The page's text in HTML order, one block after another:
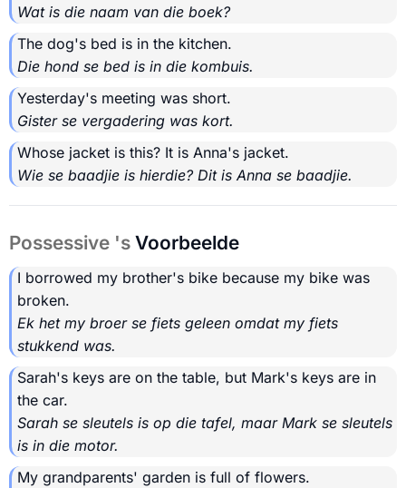
Wat is die naam van die boek?
The dog's bed is in the kitchen.
Die hond se bed is in die kombuis.
Yesterday's meeting was short.
Gister se vergadering was kort.
Whose jacket is this? It is Anna's jacket.
Wie se baadjie is hierdie? Dit is Anna se baadjie.
Possessive 's Voorbeelde
I borrowed my brother's bike because my bike was
broken.
Ek het my broer se fiets geleen omdat my fiets
stukkend was.
Sarah's keys are on the table, but Mark's keys are in
the car.
Sarah se sleutels is op die tafel, maar Mark se sleutels
is in die motor.
My grandparents' garden is full of flowers.